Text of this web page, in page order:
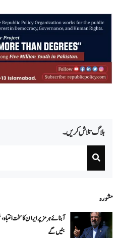
بلاگ تلاش کریں۔
مشورہ
آبنائے ہرمز پر ایران کا سخت
بنیں گے